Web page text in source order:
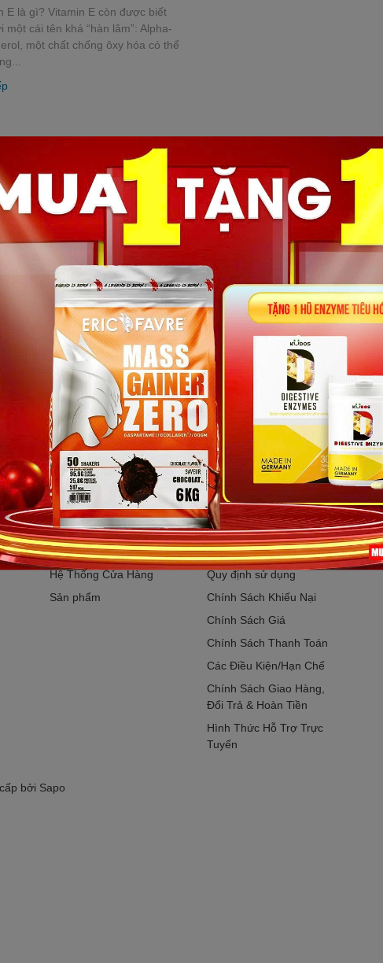
E là gì? Vitamin E còn được biết
một cái tên khá “hàn lâm”: Alpha-
một chất chống ôxy hóa có thể
Bạn muốn nhận khuyến mãi đặc biệt?
Đăng ký ngay.
Hỗ trợ khách hàng
Trang chủ
Giới thiệu
Liên Hệ
Hệ Thống Cửa Hàng
Sản phẩm
Chính sách
Chính sách bảo mật
Chính sách Khách VIP
Chính sách đổi trả
Quy định sử dụng
Chính Sách Khiếu Nại
Chính Sách Giá
Chính Sách Thanh Toán
Các Điều Kiện/Hạn Chế
Chính Sách Giao Hàng,
Đổi Trả & Hoàn Tiền
Hình Thức Hỗ Trợ Trực
Tuyến
Gọi
Gọi
Gọi
bởi Sapo